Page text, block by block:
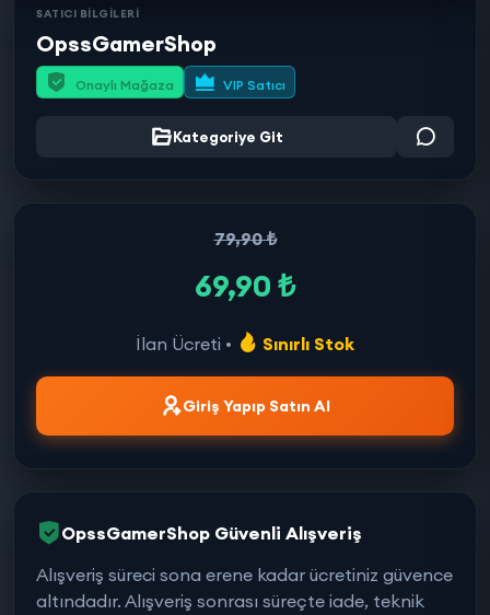
SATICI BİLGİLERİ
OpssGamerShop
Onaylı Mağaza VIP Satıcı
Kategoriye Git
79,90 ₺
69,90 ₺
İlan Ücreti • Sınırlı Stok
Giriş Yapıp Satın Al
OpssGamerShop Güvenli Alışveriş
Alışveriş süreci sona erene kadar ücretiniz güvence
altındadır. Alışveriş sonrası süreçte iade, teknik